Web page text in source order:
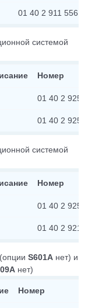
01 40 2 911 556
системой
Номер
01 40 2 925
01 40 2 925
системой
Номер
01 40 2 925
01 40 2 921
(опции S601A нет) и
нет)
Номер